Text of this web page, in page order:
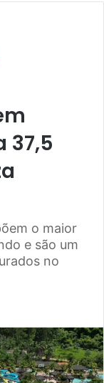
37,5
o maior
e são um
no